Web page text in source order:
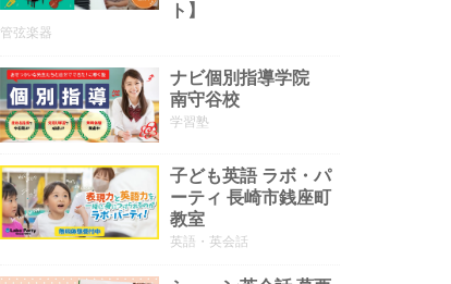
ト】
管弦楽器
ナビ個別指導学院
南守谷校
学習塾
子ども英語 ラボ・パ
ーティ 長崎市銭座町
教室
英語・英会話